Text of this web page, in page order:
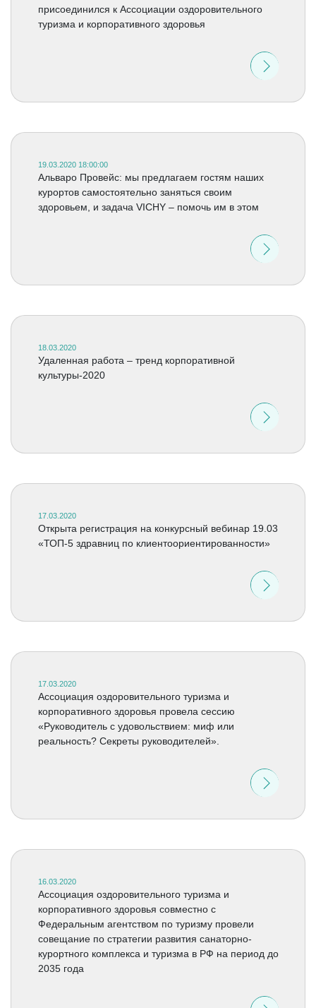
присоединился к Ассоциации оздоровительного
туризма и корпоративного здоровья
19.03.2020 18:00:00
Альваро Провейс: мы предлагаем гостям наших
курортов самостоятельно заняться своим
здоровьем, и задача VICHY – помочь им в этом
18.03.2020
Удаленная работа – тренд корпоративной
культуры-2020
17.03.2020
Открыта регистрация на конкурсный вебинар 19.03
«ТОП-5 здравниц по клиентоориентированности»
17.03.2020
Ассоциация оздоровительного туризма и
корпоративного здоровья провела сессию
«Руководитель с удовольствием: миф или
реальность? Секреты руководителей».
16.03.2020
Ассоциация оздоровительного туризма и
корпоративного здоровья совместно с
Федеральным агентством по туризму провели
совещание по стратегии развития санаторно-
курортного комплекса и туризма в РФ на период до
2035 года